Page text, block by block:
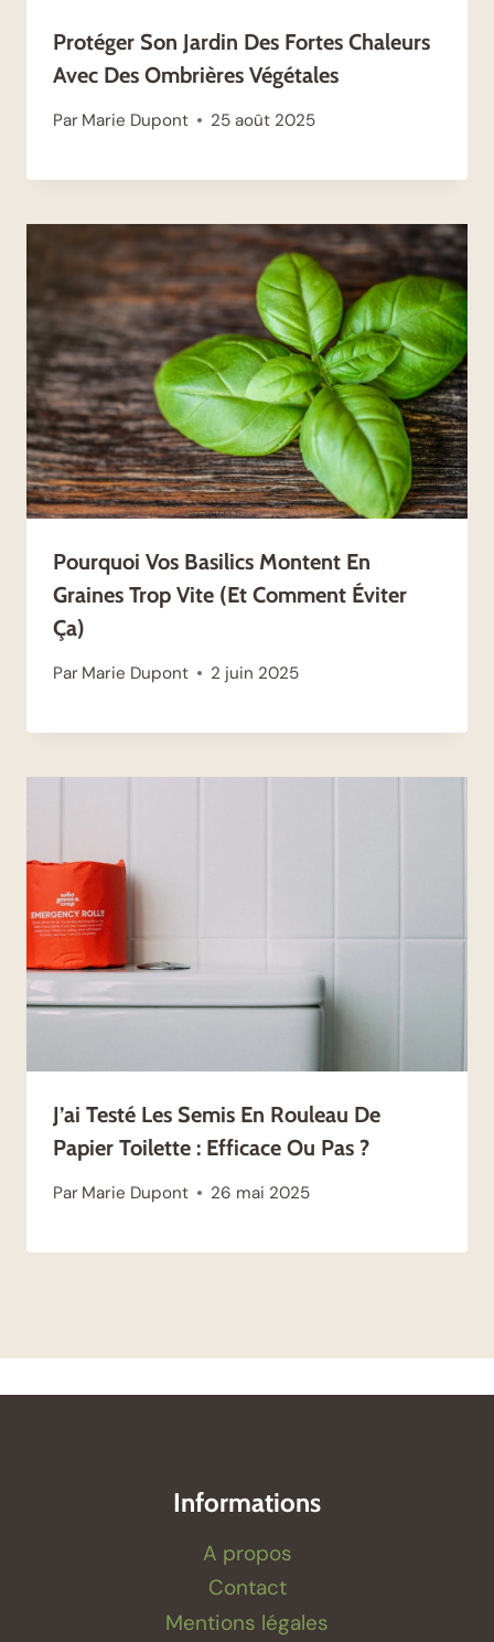
Protéger Son Jardin Des Fortes Chaleurs
Avec Des Ombrières Végétales
Par Marie Dupont 25 août 2025
Pourquoi Vos Basilics Montent En
Graines Trop Vite (et Comment Éviter
Ça)
Par Marie Dupont 2 juin 2025
J’ai Testé Les Semis En Rouleau De
Papier Toilette : Efficace Ou Pas ?
Par Marie Dupont 26 mai 2025
Informations
A propos
Contact
Mentions légales